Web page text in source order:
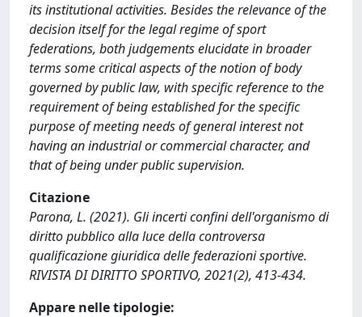
its institutional activities. Besides the relevance of the
decision itself for the legal regime of sport
federations, both judgements elucidate in broader
terms some critical aspects of the notion of body
governed by public law, with specific reference to the
requirement of being established for the specific
purpose of meeting needs of general interest not
having an industrial or commercial character, and
that of being under public supervision.
Citazione
Parona, L. (2021). Gli incerti confini dell'organismo di
diritto pubblico alla luce della controversa
qualificazione giuridica delle federazioni sportive.
RIVISTA DI DIRITTO SPORTIVO, 2021(2), 413-434.
Appare nelle tipologie: